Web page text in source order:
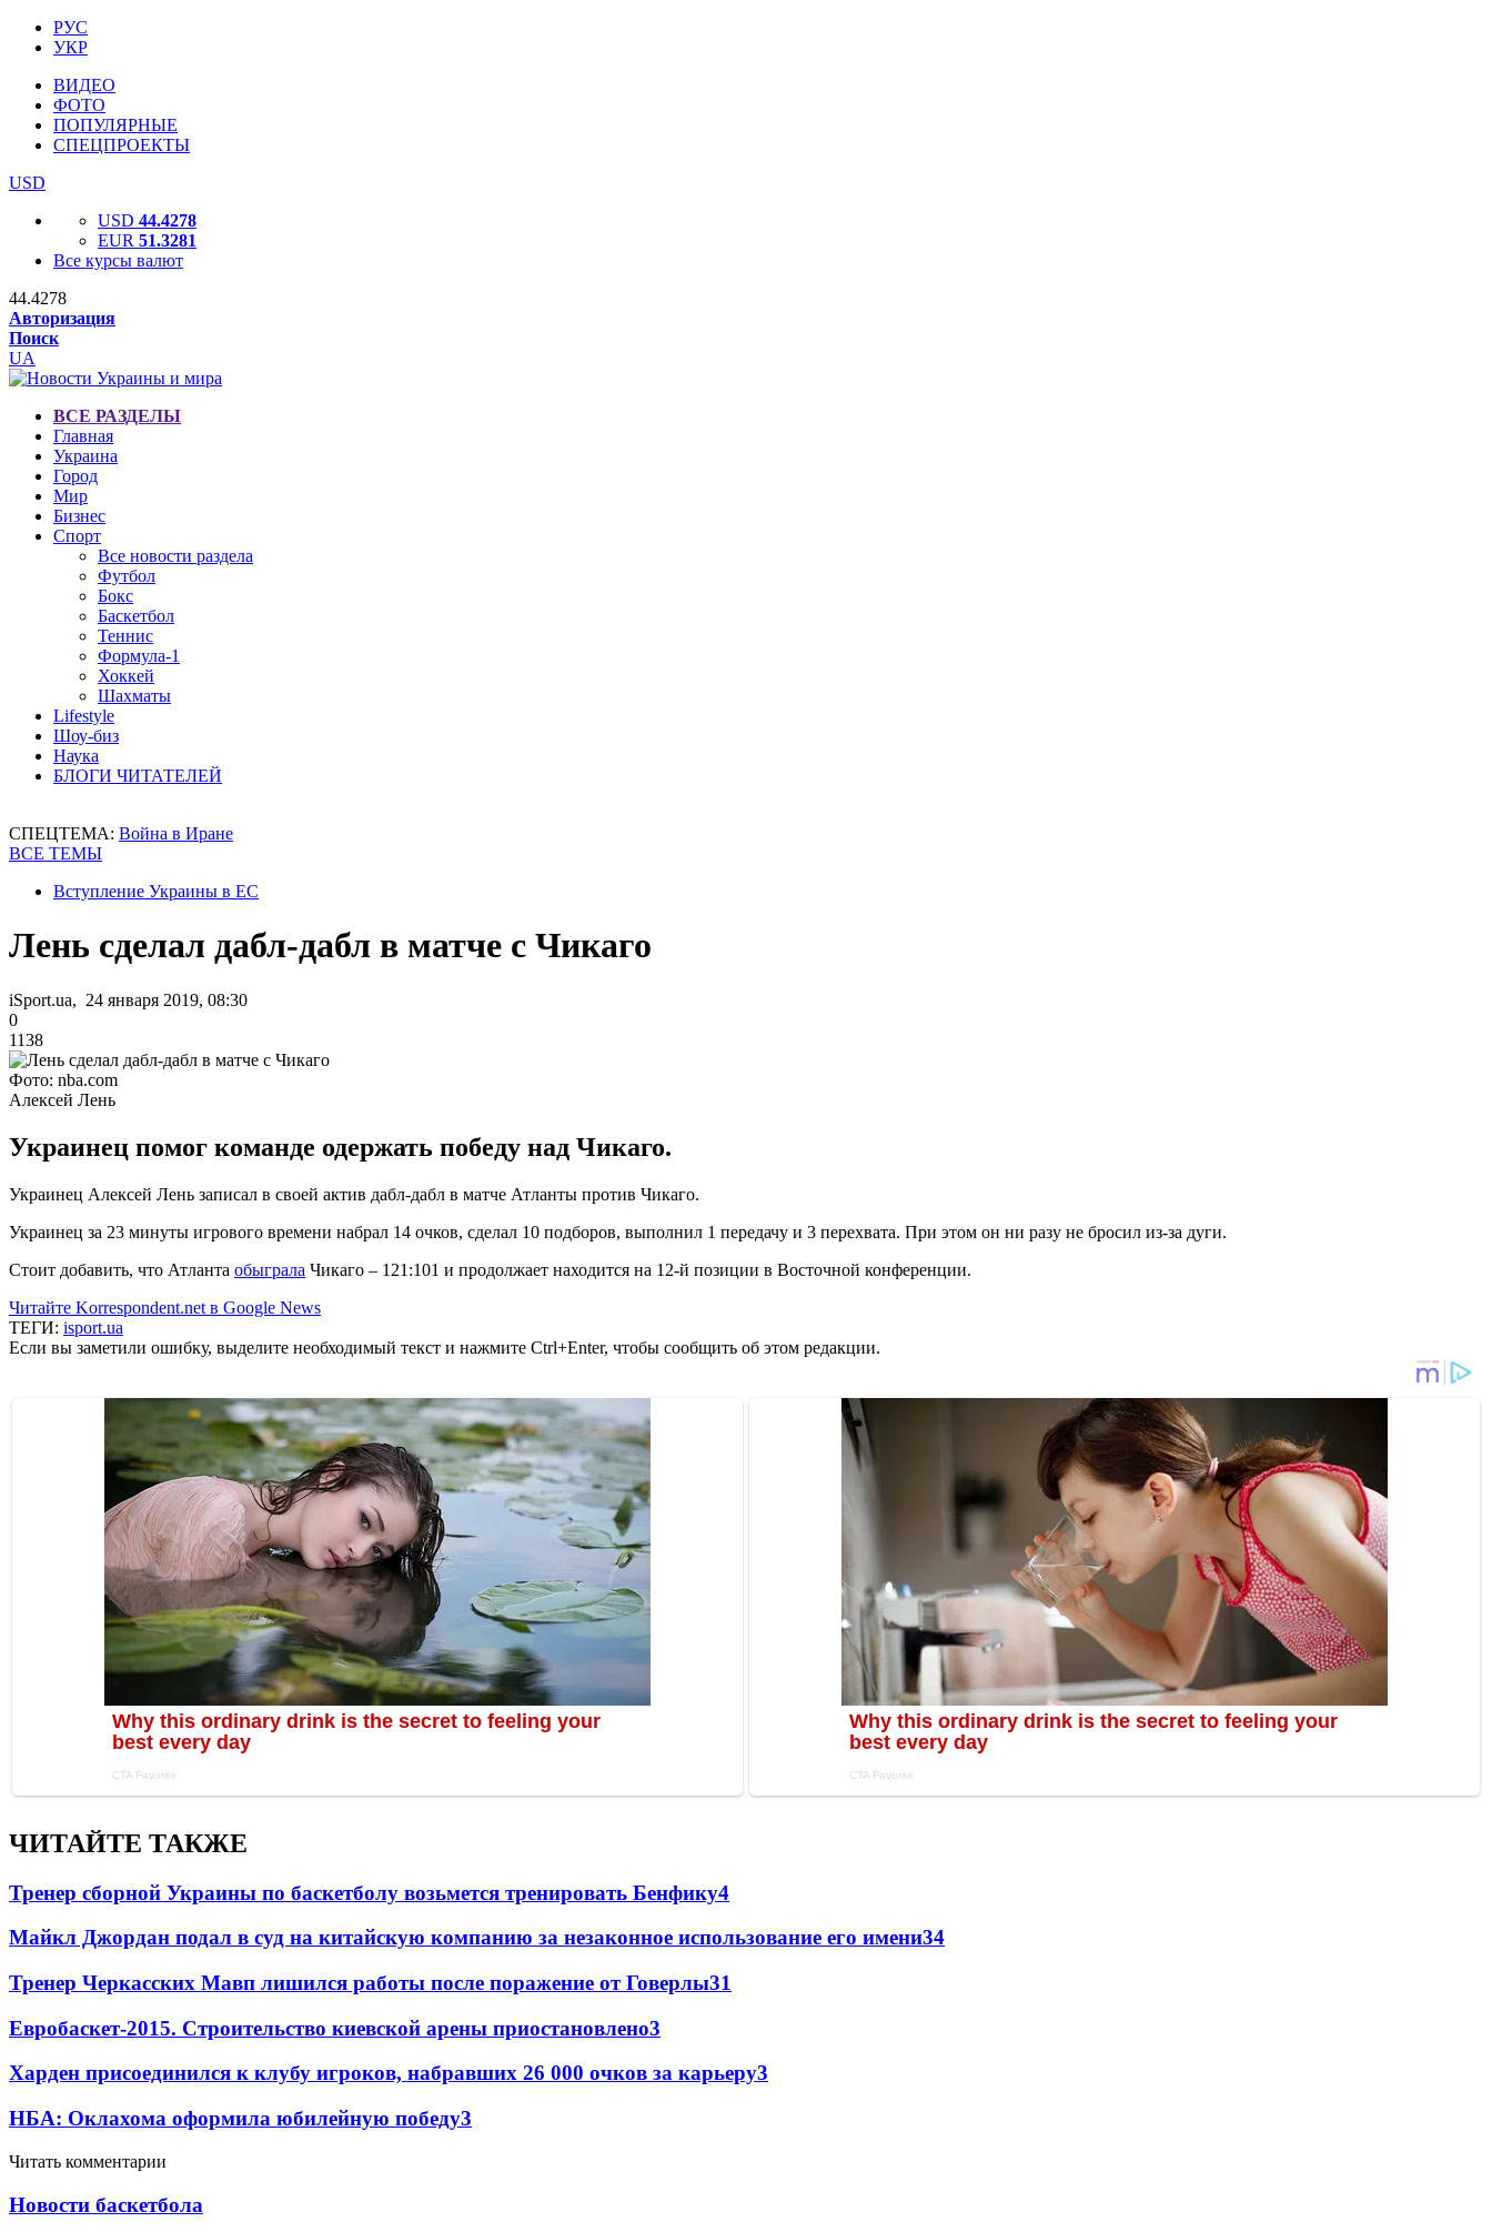
РУС
УКР
ВИДЕО
ФОТО
ПОПУЛЯРНЫЕ
СПЕЦПРОЕКТЫ
USD
USD 44.4278
EUR 51.3281
Все курсы валют
44.4278
Авторизация
Поиск
UA
ВСЕ РАЗДЕЛЫ
Главная
Украина
Город
Мир
Бизнес
Спорт
Все новости раздела
Футбол
Бокс
Баскетбол
Теннис
Формула-1
Хоккей
Шахматы
Lifestyle
Шоу-биз
Наука
БЛОГИ ЧИТАТЕЛЕЙ
СПЕЦТЕМА: Война в Иране
ВСЕ ТЕМЫ
Вступление Украины в ЕС
Лень сделал дабл-дабл в матче с Чикаго
iSport.ua, 24 января 2019, 08:30
0
1138
Фото: nba.com
Алексей Лень
Украинец помог команде одержать победу над Чикаго.
Украинец Алексей Лень записал в своей актив дабл-дабл в матче Атланты против Чикаго.
Украинец за 23 минуты игрового времени набрал 14 очков, сделал 10 подборов, выполнил 1 передачу и 3 перехвата. При этом он ни разу не бросил из-за дуги.
Стоит добавить, что Атланта обыграла Чикаго – 121:101 и продолжает находится на 12-й позиции в Восточной конференции.
Читайте Korrespondent.net в Google News
ТЕГИ: isport.ua
Если вы заметили ошибку, выделите необходимый текст и нажмите Ctrl+Enter, чтобы сообщить об этом редакции.
ЧИТАЙТЕ ТАКЖЕ
Тренер сборной Украины по баскетболу возьмется тренировать Бенфику4
Майкл Джордан подал в суд на китайскую компанию за незаконное использование его имени34
Тренер Черкасских Мавп лишился работы после поражение от Говерлы31
Евробаскет-2015. Строительство киевской арены приостановлено3
Харден присоединился к клубу игроков, набравших 26 000 очков за карьеру3
НБА: Оклахома оформила юбилейную победу3
Читать комментарии
Новости баскетбола